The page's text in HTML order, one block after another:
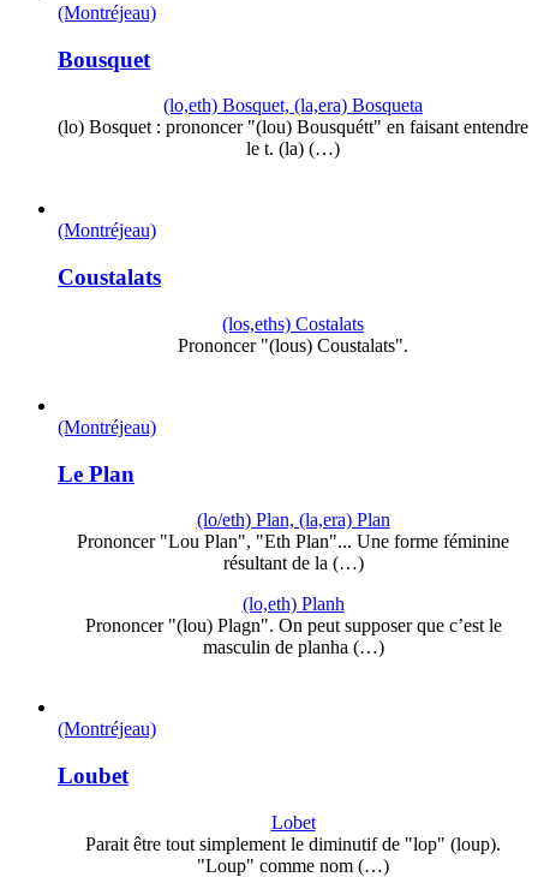
(Montréjeau)
Bousquet
(lo,eth) Bosquet, (la,era) Bosqueta
(lo) Bosquet : prononcer "(lou) Bousquétt" en faisant entendre
le t. (la) (…)
(Montréjeau)
Coustalats
(los,eths) Costalats
Prononcer "(lous) Coustalats".
(Montréjeau)
Le Plan
(lo/eth) Plan, (la,era) Plan
Prononcer "Lou Plan", "Eth Plan"... Une forme féminine
résultant de la (…)
(lo,eth) Planh
Prononcer "(lou) Plagn". On peut supposer que c’est le
masculin de planha (…)
(Montréjeau)
Loubet
Lobet
Parait être tout simplement le diminutif de "lop" (loup).
"Loup" comme nom (…)